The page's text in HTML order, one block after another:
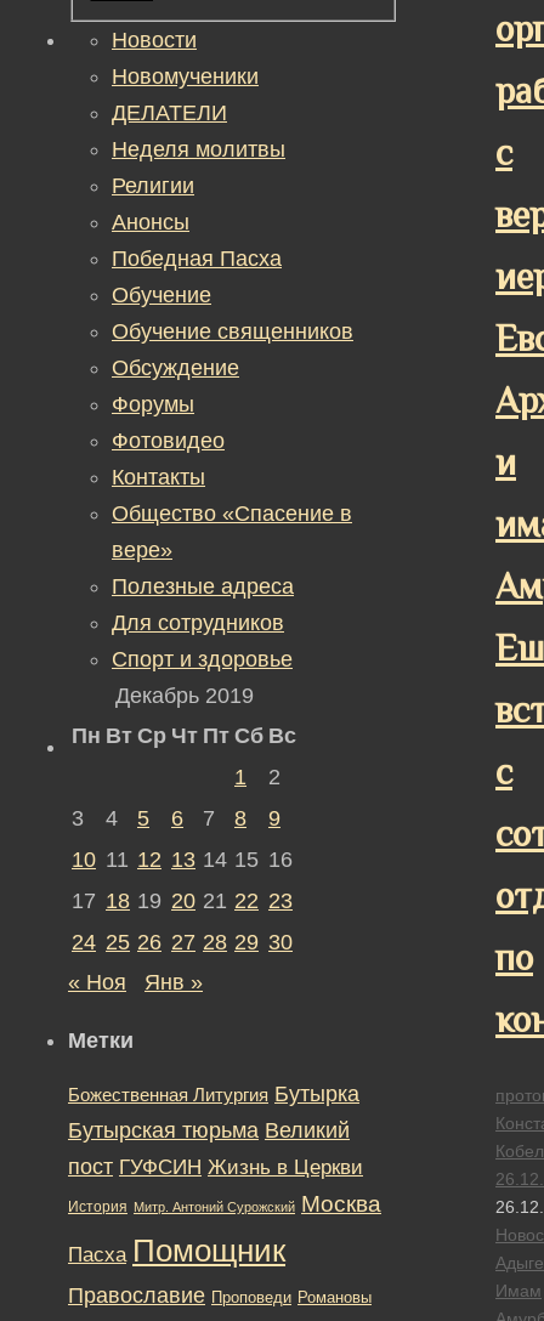
с
и
с
по
Имам
Новости
Новомученики
ДЕЛАТЕЛИ
Неделя молитвы
Религии
Анонсы
Победная Пасха
Обучение
Обучение священников
Обсуждение
Форумы
Фотовидео
Контакты
Общество «Спасение в
вере»
Полезные адреса
Для сотрудников
Спорт и здоровье
Декабрь 2019
Пн Вт Ср Чт Пт Сб Вс
1
2
3
4 5 6 7 8
9
10 11 12 13 14 15 16
17 18 19 20 21 22 23
24 25 26 27 28 29 30
« Ноя
Янв »
Метки
Божественная Литургия Бутырка
Бутырская тюрьма Великий
пост ГУФСИН Жизнь в Церкви
История Митр. Антоний Сурожский Москва
Пасха Помощник
Православие Проповеди Романовы